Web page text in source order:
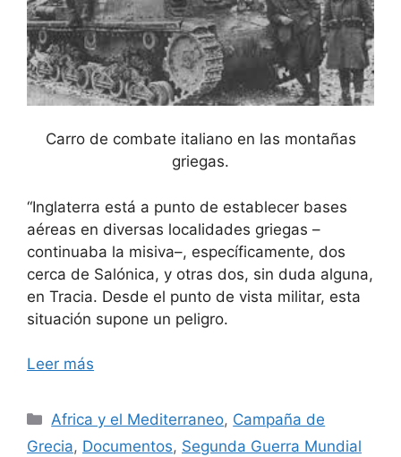
Carro de combate italiano en las montañas
griegas.
“Inglaterra está a punto de establecer bases
aéreas en diversas localidades griegas –
continuaba la misiva–, específicamente, dos
cerca de Salónica, y otras dos, sin duda alguna,
en Tracia. Desde el punto de vista militar, esta
situación supone un peligro.
Leer más
Categorías
Africa y el Mediterraneo, Campaña de
Grecia, Documentos, Segunda Guerra Mundial